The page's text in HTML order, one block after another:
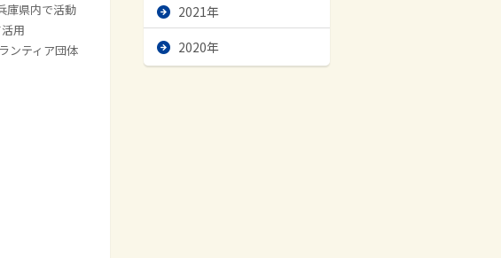
2021年
2020年
庫県内で活動
用
ンティア団体